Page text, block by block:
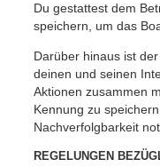
Du gestattest dem
speichern, um das
Darüber hinaus ist
deinen und seinen
Aktionen zusammen
Kennung zu
Nachverfolgbarkeit
REGELUNGEN